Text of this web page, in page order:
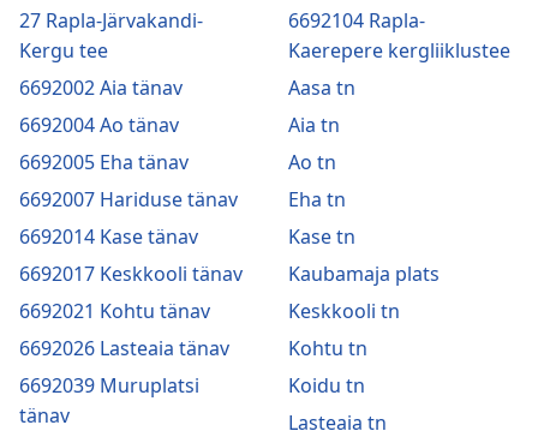
27 Rapla-Järvakandi-
Kergu tee
6692002 Aia tänav
6692004 Ao tänav
6692005 Eha tänav
6692007 Hariduse tänav
6692014 Kase tänav
6692017 Keskkooli tänav
6692021 Kohtu tänav
6692026 Lasteaia tänav
6692039 Muruplatsi
tänav
6692104 Rapla-
Kaerepere kergliiklustee
Aasa tn
Aia tn
Ao tn
Eha tn
Kase tn
Kaubamaja plats
Keskkooli tn
Kohtu tn
Koidu tn
Lasteaia tn